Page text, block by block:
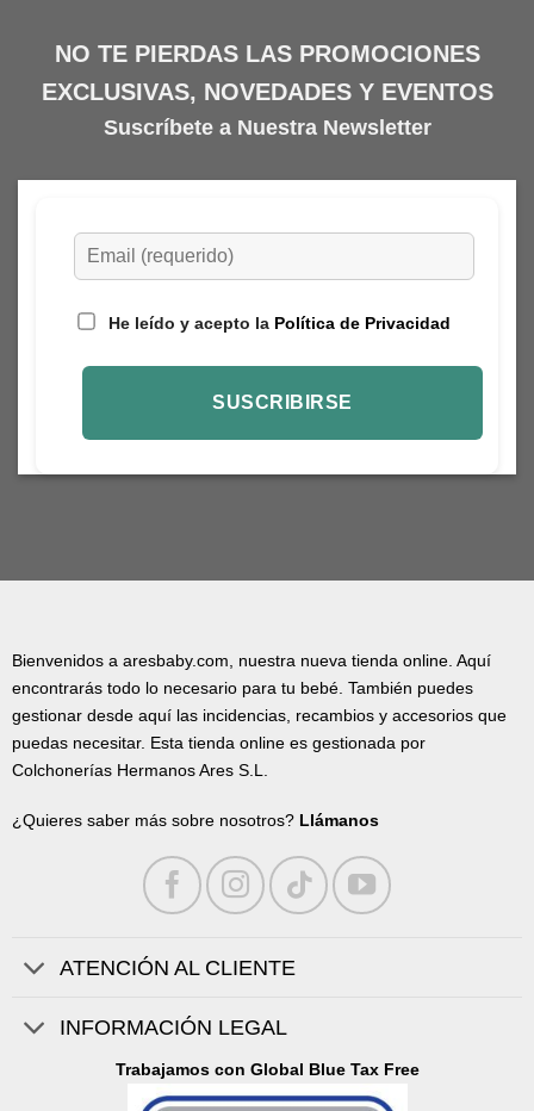
NO TE PIERDAS LAS PROMOCIONES
EXCLUSIVAS, NOVEDADES Y EVENTOS
Suscríbete a Nuestra Newsletter
He leído y acepto la Política de Privacidad
Bienvenidos a aresbaby.com, nuestra nueva tienda online. Aquí
encontrarás todo lo necesario para tu bebé. También puedes
gestionar desde aquí las incidencias, recambios y accesorios que
puedas necesitar. Esta tienda online es gestionada por
Colchonerías Hermanos Ares S.L.
¿Quieres saber más sobre nosotros? Llámanos
ATENCIÓN AL CLIENTE
INFORMACIÓN LEGAL
Trabajamos con Global Blue Tax Free